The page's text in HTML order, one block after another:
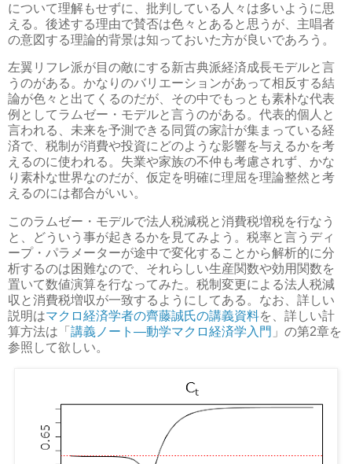
について理解もせずに、批判している人々は多いように思
える。後述する理由で賛否は色々とあると思うが、主唱者
の意図する理論的背景は知っておいた方が良いであろう。
左翼リフレ派が目の敵にする新古典派経済成長モデルと言
うのがある。かなりのバリエーションがあって相反する結
論が色々と出てくるのだが、その中でもっとも素朴な代表
例としてラムゼー・モデルと言うのがある。代表的個人と
言われる、未来を予測できる同質の家計が集まっている経
済で、税制が消費や投資にどのような影響を与えるかを考
えるのに使われる。失業や家族の不仲も考慮されず、かな
り素朴な世界なのだが、仮定を明確に理屈を理論整然と考
えるのには都合がいい。
このラムゼー・モデルで法人税減税と消費税増税を行なう
と、どういう事が起きるかを見てみよう。税率と言うディ
ープ・パラメーターが途中で変化することから解析的に分
析するのは困難なので、それらしい生産関数や効用関数を
置いて数値演算を行なってみた。税制変更による法人税減
収と消費税増収が一致するようにしてある。なお、詳しい
説明はマクロ経済学者の齊藤誠氏の講義資料を、詳しい計
算方法は「 講義ノート―動学マクロ経済学入門 」の第2章を
参照して欲しい。